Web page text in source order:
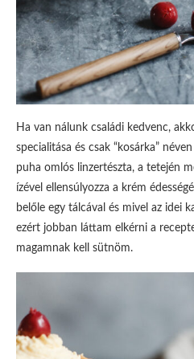
Ha van nálunk családi kedvenc,
specialitása és csak “kosárka”
puha omlós linzertészta, a tetején
ízével ellensúlyozza a krém
belőle egy tálcával és mivel az idei
ezért jobban láttam elkérni a
magamnak kell sütnöm.